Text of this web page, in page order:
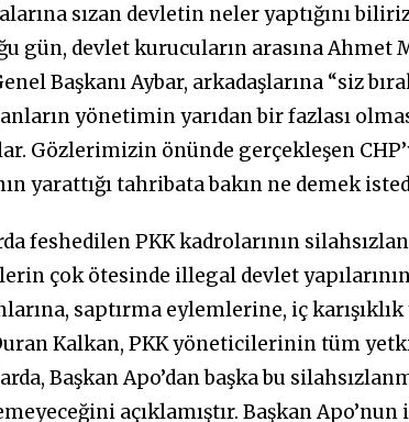
sızan devletin neler yaptığını
gün, devlet kurucuların arasına Ahmet
Başkanı Aybar, arkadaşlarına “siz
yönetimin yarıdan bir fazlası
Gözlerimizin önünde gerçekleşen
yarattığı tahribata bakın ne demek
feshedilen PKK kadrolarının
çok ötesinde illegal devlet
saptırma eylemlerine, iç karışıklık
Kalkan, PKK yöneticilerinin tüm
Başkan Apo’dan başka bu
açıklamıştır. Başkan Apo’nun